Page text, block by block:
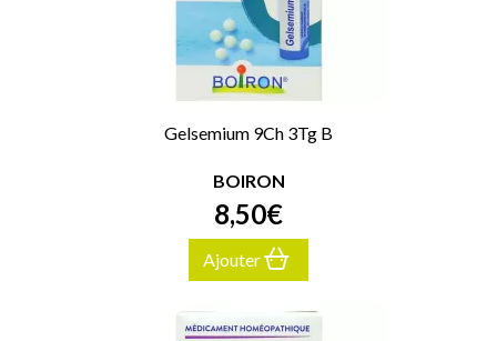
Gelsemium 9Ch 3Tg B
BOIRON
8,50€
Ajouter